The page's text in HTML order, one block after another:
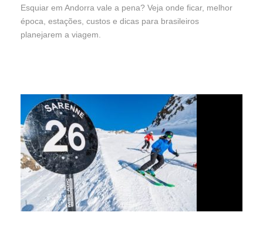
Esquiar em Andorra vale a pena? Veja onde ficar, melhor
época, estações, custos e dicas para brasileiros
planejarem a viagem.